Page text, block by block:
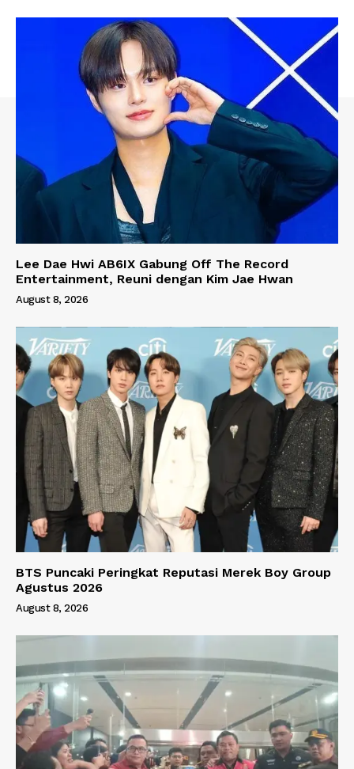
Lee Dae Hwi AB6IX Gabung Off The Record
Entertainment, Reuni dengan Kim Jae Hwan
August 8, 2026
BTS Puncaki Peringkat Reputasi Merek Boy Group
Agustus 2026
August 8, 2026